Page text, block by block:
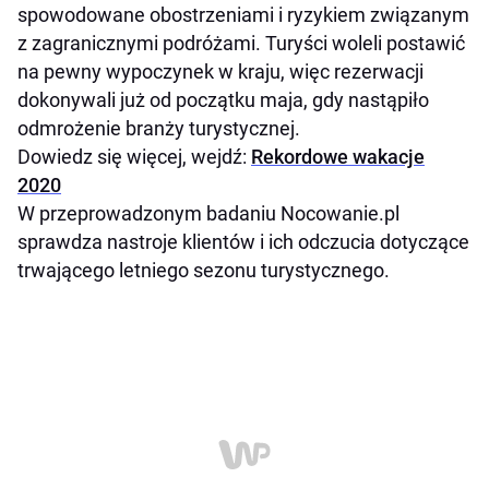
spowodowane obostrzeniami i ryzykiem związanym
z zagranicznymi podróżami. Turyści woleli postawić
na pewny wypoczynek w kraju, więc rezerwacji
dokonywali już od początku maja, gdy nastąpiło
odmrożenie branży turystycznej.
Dowiedz się więcej, wejdź: Rekordowe wakacje
2020
W przeprowadzonym badaniu Nocowanie.pl
sprawdza nastroje klientów i ich odczucia dotyczące
trwającego letniego sezonu turystycznego.